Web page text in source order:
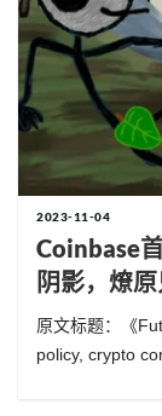
2023-11-04
Coinbase
阴影，燎
原文标题：《
policy, crypto